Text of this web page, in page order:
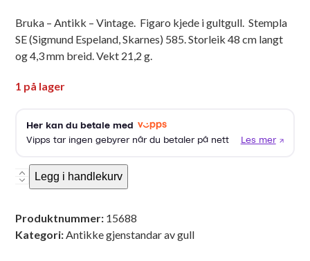
Bruka – Antikk – Vintage. Figaro kjede i gultgull. Stempla
SE (Sigmund Espeland, Skarnes) 585. Storleik 48 cm langt
og 4,3 mm breid. Vekt 21,2 g.
1 på lager
Gullkjede
slipa
48cm
585
Legg i handlekurv
Produktnummer: 15688
Kategori: Antikke gjenstandar av gull